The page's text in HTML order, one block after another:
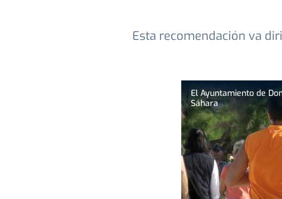
Esta recomendación va
El Ayuntamiento de
Sáhara